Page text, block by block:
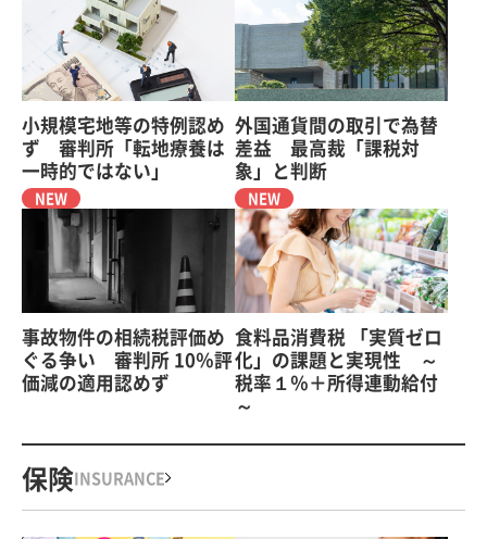
小規模宅地等の特例認め
ず 審判所「転地療養は
一時的ではない」
NEW
外国通貨間の取引で為替
差益 最高裁「課税対
象」と判断
NEW
事故物件の相続税評価め
ぐる争い 審判所 10％評
価減の適用認めず
食料品消費税 「実質ゼロ
化」の課題と実現性 ～
税率１％＋所得連動給付
～
保険INSURANCE